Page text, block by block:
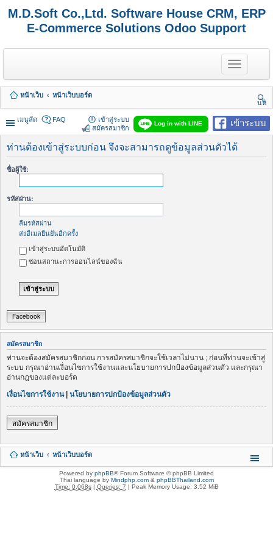
M.D.Soft Co.,Ltd. Software House CRM, ERP
E-Commerce Solutions Odoo Support
T
o
g
e
n
a
v
i
g
หน้าเว็บ
หน้าเว็บบอร์ด
นห
า
เมนูลัด
เข้าระบบ
Log in with LINE
FAQ
เข้าสู่ระบบ
สมัครสมาชิก
ท่านต้องเข้าสู่ระบบก่อน จึงจะสามารถดูข้อมูลส่วนตัวได้
ชื่อผู้ใช้:
รหัสผ่าน:
ลืมรหัสผ่าน
ส่งอีเมลยืนยันอีกครั้ง
เข้าสู่ระบบอัตโนมัติ
ซ่อนสถานะการออนไลน์ของฉัน
Facebook
สมัครสมาชิก
ท่านจะต้องสมัครสมาชิกก่อน การสมัครสมาชิกจะใช้เวลาไม่นาน ; ก่อนที่ท่านจะเข้าสู่
ระบบ กรุณาอ่านเงื่อนไขการใช้งานและนโยบายการปกป้องข้อมูลส่วนตัว และกรุณา
อ่านกฎของแต่ละบอร์ด
เงื่อนไขการใช้งาน| นโยบายการปกป้องข้อมูลส่วนตัว
สมัครสมาชิก
หน้าเว็บ หน้าเว็บบอร์ด
Powered by phpBB® Forum Software © phpBB Limited
Thai language by Mindphp.com& phpBBThailand.com
Time: 0.068s| Queries: 7 | Peak Memory Usage: 3.52 MiB